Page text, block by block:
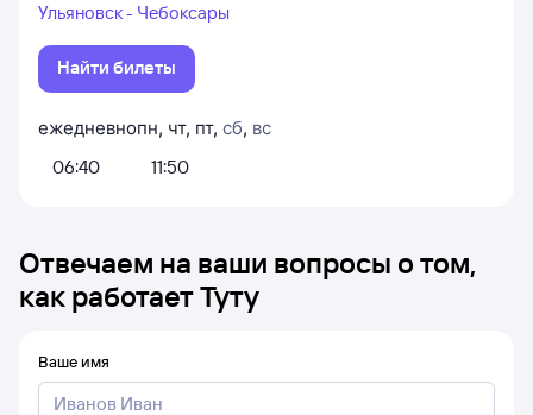
Ульяновск - Чебоксары
Найти билеты
ежедневно
06:40
пн, чт, пт, сб, вс
11:50
Отвечаем на ваши вопросы о том,
как работает Туту
Ваше имя